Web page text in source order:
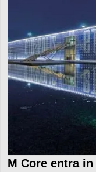
M Core entra